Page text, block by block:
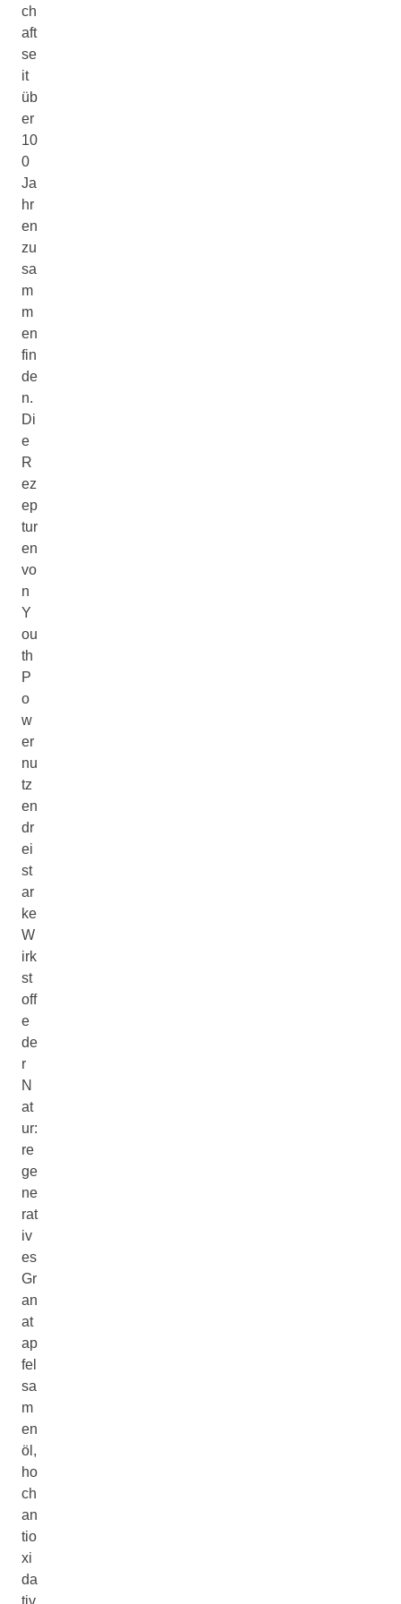
ch
aft
se
it
üb
er
10
0
Ja
hr
en
zu
sa
m
m
en
fin
de
n.
Di
e
R
ez
ep
tur
en
vo
n
Y
ou
th
P
o
w
er
nu
tz
en
dr
ei
st
ar
ke
W
irk
st
off
e
de
r
N
at
ur:
re
ge
ne
rat
iv
es
Gr
an
at
ap
fel
sa
m
en
öl,
ho
ch
an
tio
xi
da
tiv